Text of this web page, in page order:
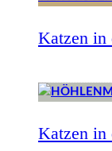
Katzen in
Katzen in